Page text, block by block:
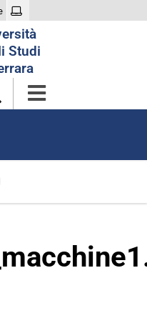
Studi